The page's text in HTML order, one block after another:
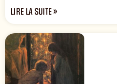
LIRE LA SUITE »